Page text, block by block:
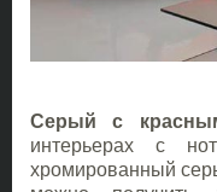
Серый с
интерьерах с
хромированный